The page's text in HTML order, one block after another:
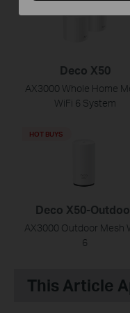
Deco X50
AX3000 Whole Home
WiFi 6 System
Deco X50-
AX3000 Outdoor Mesh
6
HOT BUYS
This Article